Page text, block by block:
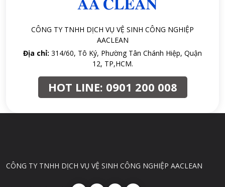
CÔNG TY TNHH DỊCH VỤ VỆ SINH CÔNG NGHIỆP
AACLEAN
Địa chỉ: 314/60, Tô Ký, Phường Tân Chánh Hiệp, Quận
12, TP,HCM.
HOT LINE: 0901 200 008
CÔNG TY TNHH DỊCH VỤ VỆ SINH CÔNG NGHIỆP AACLEAN